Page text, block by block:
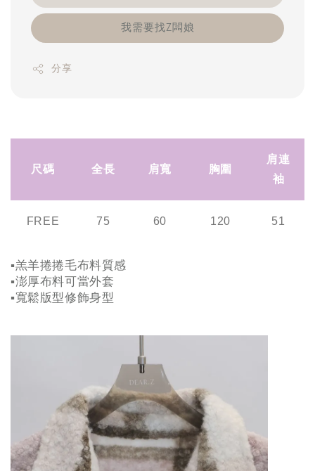
我需要找Z闆娘
分享
尺碼 全長 肩寬 胸圍
肩連
袖
FREE 75 60 120 51
▪️羔羊捲捲毛布料質感
▪️澎厚布料可當外套
▪️寬鬆版型修飾身型